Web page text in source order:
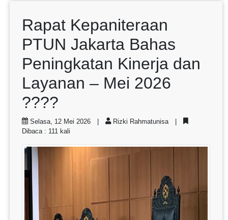
Rapat Kepaniteraan
PTUN Jakarta Bahas
Peningkatan Kinerja dan
Layanan – Mei 2026
????
Selasa, 12 Mei 2026 |
Rizki Rahmatunisa |
Dibaca : 111 kali